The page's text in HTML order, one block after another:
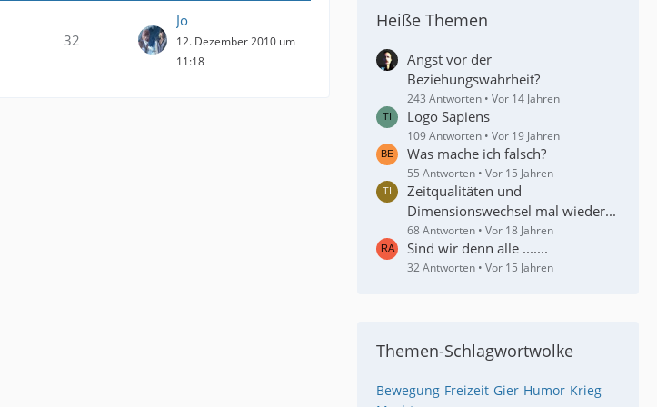
32
Jo
12. Dezember 2010 um
11:18
Heiße Themen
Angst vor der
Beziehungswahrheit?
243 Antworten Vor 14 Jahren
Logo Sapiens
109 Antworten Vor 19 Jahren
Was mache ich falsch?
55 Antworten Vor 15 Jahren
Zeitqualitäten und
Dimensionswechsel mal wieder...
68 Antworten Vor 18 Jahren
Sind wir denn alle .......
32 Antworten Vor 15 Jahren
Themen-Schlagwortwolke
Bewegung Freizeit Gier Humor Krieg